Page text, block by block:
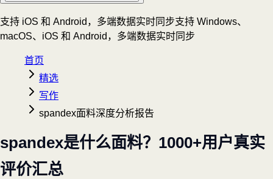
支持 iOS 和 Android，多端数据实时同步支持 Windows、
macOS、iOS 和 Android，多端数据实时同步
首页
精选
写作
spandex面料深度分析报告
spandex是什么面料？1000+用户真实
评价汇总